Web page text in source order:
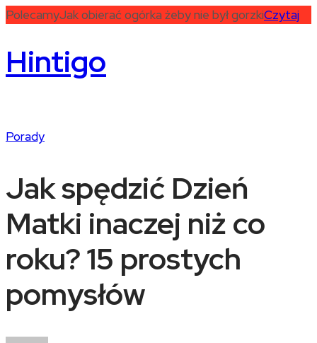
PolecamyJak obierać ogórka żeby nie był gorzkiCzytaj
Hintigo
Porady
Jak spędzić Dzień
Matki inaczej niż co
roku? 15 prostych
pomysłów